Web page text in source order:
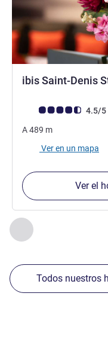
Anterior -
Página ,
ibis Saint-Denis
Nota de clientes de4.5/5
A489 m
Ver en un mapa
Ver el
Todos nuestros